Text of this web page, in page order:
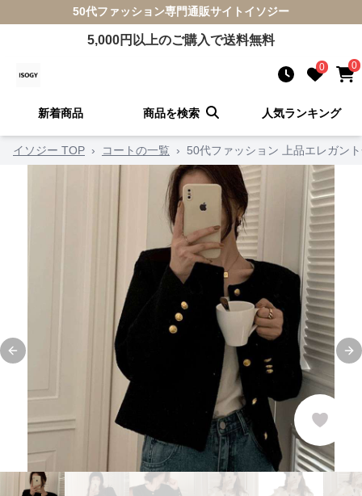
50代ファッション専門通販サイト イソジー
5,000円以上のご購入で送料無料
0 0
新着商品 商品を検索 人気ランキング
イソジー TOP › コートの一覧 › 50代ファッション 上品エレガン
Previous slide